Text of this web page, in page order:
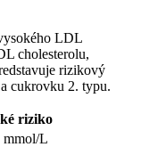
LDL
cholesterolu,
rizikový
cukrovku 2. typu.
riziko
mmol/L